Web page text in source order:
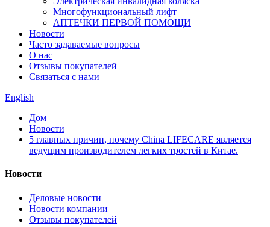
Многофункциональный лифт
АПТЕЧКИ ПЕРВОЙ ПОМОЩИ
Новости
Часто задаваемые вопросы
О нас
Отзывы покупателей
Связаться с нами
English
Дом
Новости
5 главных причин, почему China LIFECARE является
ведущим производителем легких тростей в Китае.
Новости
Деловые новости
Новости компании
Отзывы покупателей